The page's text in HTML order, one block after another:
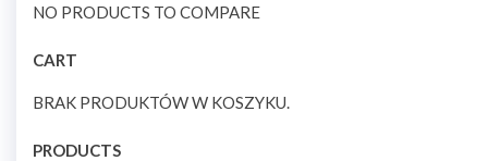
NO PRODUCTS TO COMPARE
CART
BRAK PRODUKTÓW W KOSZYKU.
PRODUCTS